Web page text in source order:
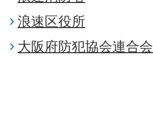
浪速区役所
大阪府防犯協会連合会